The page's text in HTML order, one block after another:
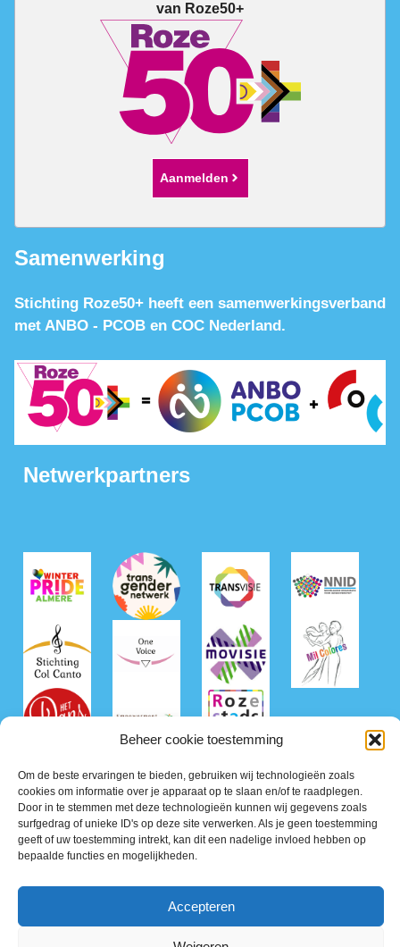
Beheer cookie toestemming
Om de beste ervaringen te bieden, gebruiken wij technologieën zoals
cookies om informatie over je apparaat op te slaan en/of te raadplegen.
Door in te stemmen met deze technologieën kunnen wij gegevens zoals
surfgedrag of unieke ID's op deze site verwerken. Als je geen toestemming
geeft of uw toestemming intrekt, kan dit een nadelige invloed hebben op
bepaalde functies en mogelijkheden.
Accepteren
van Roze50+
Aanmelden
Samenwerking
Stichting Roze50+ heeft een samenwerkingsverband
met ANBO - PCOB en COC Nederland.
Netwerkpartners
©2026 Roze50+ Nederland